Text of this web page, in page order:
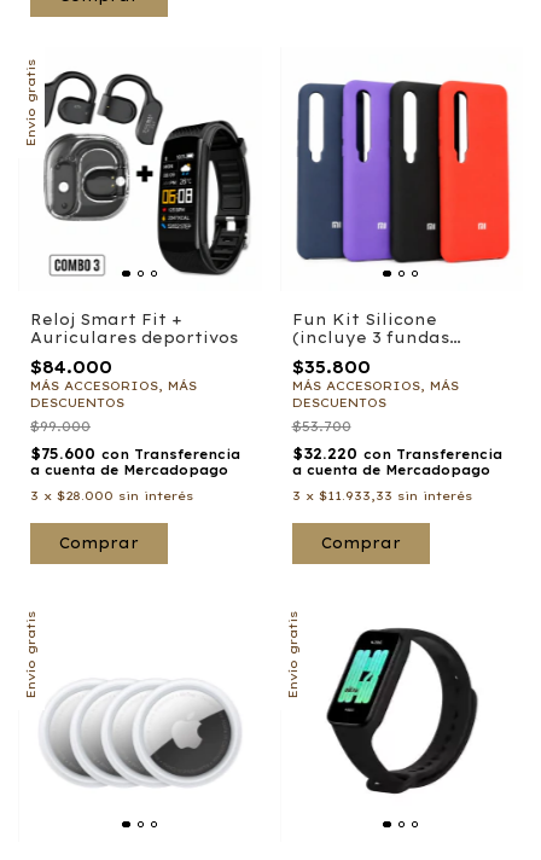
Envío gratis
Reloj Smart Fit +
Auriculares deportivos
$84.000
MÁS ACCESORIOS, MÁS
DESCUENTOS
$99.000
$75.600 con Transferencia
a cuenta de Mercadopago
3 x $28.000 sin interés
Fun Kit Silicone
(incluye 3 fundas
$35.800
MÁS ACCESORIOS, MÁS
DESCUENTOS
$53.700
$32.220 con Transferencia
a cuenta de Mercadopago
3 x $11.933,33 sin interés
Comprar
Envío gratis Envío gratis